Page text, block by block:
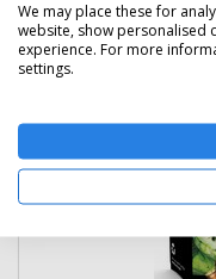
patron
We may place these for
website, show personalised
experience. For more
settings.